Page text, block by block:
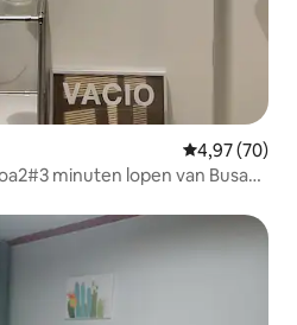
Gemiddelde
4,97 (70)
minuten lopen van Busan